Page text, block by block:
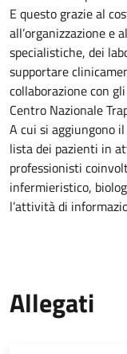
E questo grazie al
all’organizzazione e
specialistiche, dei
supportare
collaborazione con
Centro Nazionale
A cui si aggiungono
lista dei pazienti in
professionisti
infermieristico,
l’attività di
Allegati